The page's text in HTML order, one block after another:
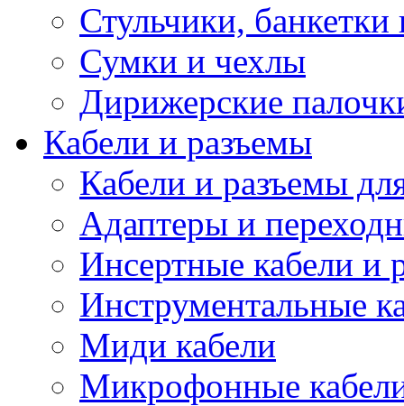
Стульчики, банкетки
Сумки и чехлы
Дирижерские
Кабели и разъемы
Кабели и разъемы
Адаптеры и
Инсертные кабели и
Инструментальные
Миди кабели
Микрофонные